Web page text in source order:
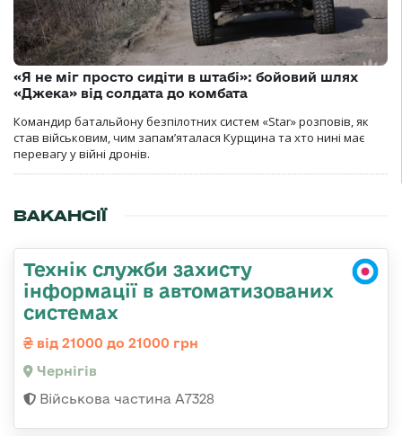
«Я не міг просто сидіти в штабі»: бойовий шлях
«Джека» від солдата до комбата
Командир батальйону безпілотних систем «Star» розповів, як
став військовим, чим запам’яталася Курщина та хто нині має
перевагу у війні дронів.
ВАКАНСІЇ
Технік служби захисту
інформації в автоматизованих
системах
від 21000 до 21000 грн
Чернігів
Військова частина А7328